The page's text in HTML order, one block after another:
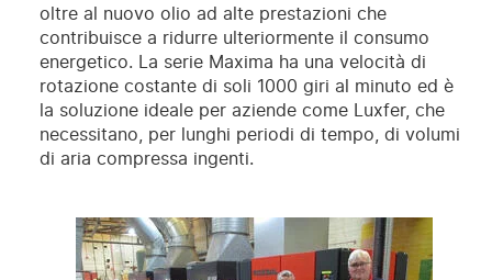
oltre al nuovo olio ad alte prestazioni che
contribuisce a ridurre ulteriormente il consumo
energetico. La serie Maxima ha una velocità di
rotazione costante di soli 1000 giri al minuto ed è
la soluzione ideale per aziende come Luxfer, che
necessitano, per lunghi periodi di tempo, di volumi
di aria compressa ingenti.